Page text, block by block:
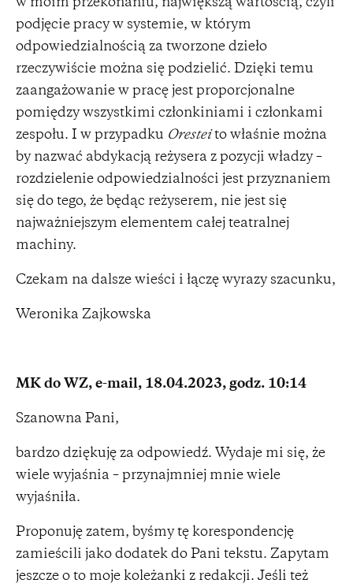
w moim przekonaniu, największą wartością, czyli
podjęcie pracy w systemie, w którym
odpowiedzialnością za tworzone dzieło
rzeczywiście można się podzielić. Dzięki temu
zaangażowanie w pracę jest proporcjonalne
pomiędzy wszystkimi członkiniami i członkami
zespołu. I w przypadku Oresteito właśnie można
by nazwać abdykacją reżysera z pozycji władzy –
rozdzielenie odpowiedzialności jest przyznaniem
się do tego, że będąc reżyserem, nie jest się
najważniejszym elementem całej teatralnej
machiny.
Czekam na dalsze wieści i łączę wyrazy szacunku,
Weronika Zajkowska
MK do WZ, e-mail, 18.04.2023, godz. 10:14
Szanowna Pani,
bardzo dziękuję za odpowiedź. Wydaje mi się, że
wiele wyjaśnia – przynajmniej mnie wiele
wyjaśniła.
Proponuję zatem, byśmy tę korespondencję
zamieścili jako dodatek do Pani tekstu. Zapytam
jeszcze o to moje koleżanki z redakcji. Jeśli też